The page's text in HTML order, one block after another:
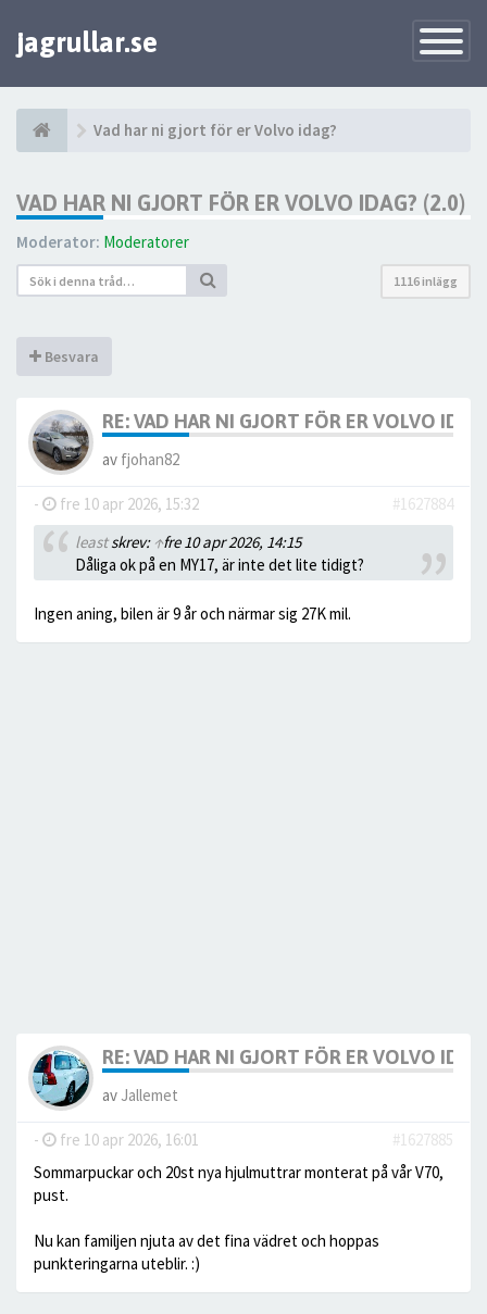
Toggle
jagrullar.se
Vad har ni gjort för er Volvo idag?
VAD HAR NI GJORT FÖR ER VOLVO IDAG? (2.0)
Moderator: Moderatorer
1116 inlägg
Besvara
RE: VAD HAR NI GJORT FÖR ER VOLVO
av fjohan82
- fre 10 apr 2026, 15:32
#1627884
leastskrev: ↑fre 10 apr 2026, 14:15
Dåliga ok på en MY17, är inte det lite tidigt?
Ingen aning, bilen är 9 år och närmar sig 27K mil.
RE: VAD HAR NI GJORT FÖR ER VOLVO
av Jallemet
- fre 10 apr 2026, 16:01
#1627885
Sommarpuckar och 20st nya hjulmuttrar monterat på vår V70,
pust.
Nu kan familjen njuta av det fina vädret och hoppas
punkteringarna uteblir. :)